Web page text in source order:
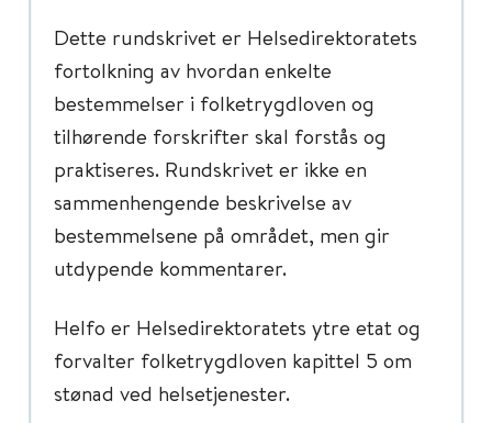
Dette rundskrivet er Helsedirektoratets
fortolkning av hvordan enkelte
bestemmelser i folketrygdloven og
tilhørende forskrifter skal forstås og
praktiseres. Rundskrivet er ikke en
sammenhengende beskrivelse av
bestemmelsene på området, men gir
utdypende kommentarer.
Helfo er Helsedirektoratets ytre etat og
forvalter folketrygdloven kapittel 5 om
stønad ved helsetjenester.